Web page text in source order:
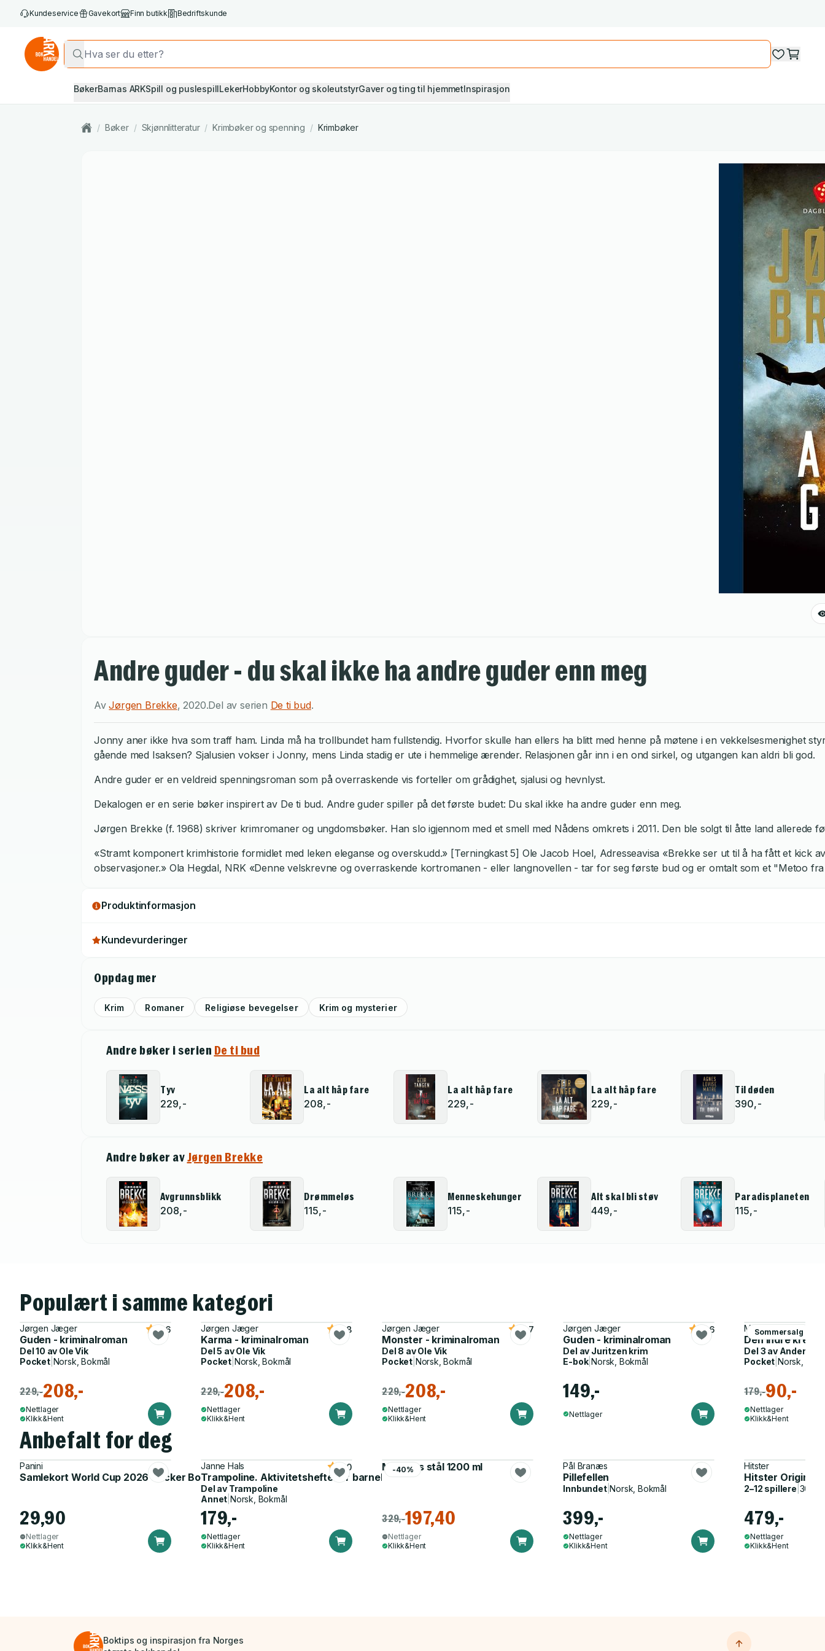
Kundeservice Gavekort Finn butikk Bedriftskunde
BøkerBarnas ARKSpill og puslespillLekerHobbyKontor og skoleutstyrGaver og ting til hjemmetInspirasjon
/ Bøker / Skjønnlitteratur / Krimbøker og spenning / Krimbøker
Andre guder - du skal ikke ha andre guder enn meg
AvJørgen Brekke,2020.Del av serien De ti bud.
Jonny aner ikke hva som traff ham. Linda må ha trollbundet ham fullstendig. Hvorfor skulle han ellers ha blitt med henne på møtene i en vekkelsesmenighet
gående med Isaksen? Sjalusien vokser i Jonny, mens Linda stadig er ute i hemmelige ærender. Relasjonen går inn i en ond sirkel, og utgangen kan aldri bli god.
Andre guder er en veldreid spenningsroman som på overraskende vis forteller om grådighet, sjalusi og hevnlyst.
Dekalogen er en serie bøker inspirert av De ti bud. Andre guder spiller på det første budet: Du skal ikke ha andre guder enn meg.
Jørgen Brekke (f. 1968) skriver krimromaner og ungdomsbøker. Han slo igjennom med et smell med Nådens omkrets i 2011. Den ble solgt til åtte land
«Stramt komponert krimhistorie formidlet med leken eleganse og overskudd.» [Terningkast 5] Ole Jacob Hoel, Adresseavisa «Brekke ser ut til å ha fått et
observasjoner.» Ola Hegdal, NRK «Denne velskrevne og overraskende kortromanen - eller langnovellen - tar for seg første bud og er omtalt som et "Metoo
Produktinformasjon
Kundevurderinger
Oppdag mer
Krim Romaner Religiøse bevegelser Krim og mysterier
Andre bøker i serien De ti bud
Tyv
229,-
La alt håp fare
208,-
La alt håp fare
229,-
La alt håp fare
229,-
Til døden
390,-
Andre bøker avJørgen Brekke
Avgrunnsblikk
208,-
Drømmeløs
115,-
Menneskehunger
115,-
Alt skal bli støv
449,-
Paradisplaneten
115,-
Populært i samme kategori
Jørgen Jæger
Guden - kriminalroman
4.6
Del 10 av Ole Vik
Pocket| Norsk, Bokmål
229,-208,-
Nettlager
Klikk&Hent
Jørgen Jæger
Karma - kriminalroman
4.8
Del 5 avOle Vik
Pocket| Norsk, Bokmål
229,-208,-
Nettlager
Klikk&Hent
Jørgen Jæger
Monster - kriminalroman
4.7
Del 8 avOle Vik
Pocket Norsk, Bokmål
229,-208,-
Nettlager
Klikk&Hent
Jørgen Jæger
Guden - kriminalroman
4.6
Del av Juritzen krim
E-bok|Norsk, Bokmål
149,-
Nettlager
Sommersalg
Mari Jungstedt
Den indre
Del 3 av Anders
Pocket |Norsk,
179,-90,-
Nettlager
Klikk&Hent
Anbefalt for deg
Panini
Samlekort World Cup 2026 Sticker Booster
29,90
Nettlager
Klikk&Hent
Janne Hals
Trampoline. Aktivitetshefte for barnehagen
5.0
Del av Trampoline
Annet Norsk, Bokmål
179,-
Nettlager
Klikk&Hent
-40%
Matboks stål 1200 ml
329,-197,40
Nettlager
Klikk&Hent
Pål Branæs
Pillefellen
Innbundet|Norsk, Bokmål
399,-
Nettlager
Klikk&Hent
Hitster
Hitster Original
2–12 spillere
479,-
Nettlager
Klikk&Hent
Boktips og inspirasjon fra Norges